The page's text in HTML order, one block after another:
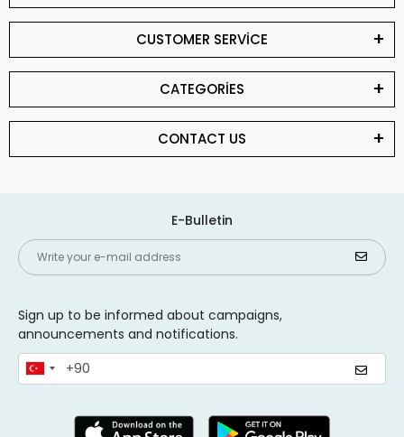
CUSTOMER SERVİCE
CATEGORİES
CONTACT US
E-Bulletin
Sign up to be informed about campaigns,
announcements and notifications.